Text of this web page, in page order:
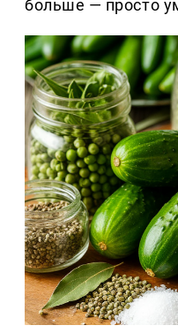
больше — просто